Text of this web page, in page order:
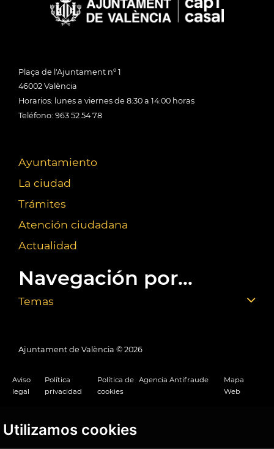
Utilizamos cookies
Plaça de l'Ajuntament nº 1
46002 València
Horarios: lunes a viernes de 8:30 a 14:00 horas
Teléfono: 963 52 54 78
Ayuntamiento
La ciudad
Trámites
Atención ciudadana
Actualidad
Navegación por...
Temas
Ajuntament de València © 2026
Aviso
legal
Política
privacidad
Política de
cookies
Agencia Antifraude
Mapa
Web